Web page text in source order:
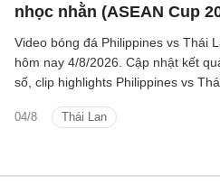
nhọc nhằn (ASEAN Cup
04/8 Thái Lan
Video bóng đá Philippines vs Thái
hôm nay 4/8/2026. Cập nhật kết
số, clip highlights Philippines vs
huống trên sân.